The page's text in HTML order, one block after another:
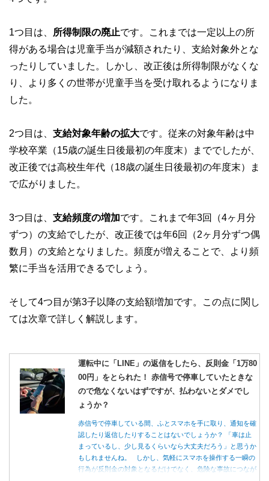
1つ目は、 所得制限の廃止です。これまでは一定以上の所
得がある場合は児童手当が減額されたり、支給対象外とな
ったりしていました。しかし、改正後は所得制限がなくな
り、より多くの世帯が児童手当を受け取れるようになりま
した。
2つ目は、 支給対象年齢の拡大です。従来の対象年齢は中
学校卒業（15歳の誕生日後最初の年度末）まででしたが、
改正後では高校生年代（18歳の誕生日後最初の年度末）ま
で広がりました。
3つ目は、 支給頻度の増加です。これまで年3回（4ヶ月分
ずつ）の支給でしたが、改正後では年6回（2ヶ月分ずつ偶
数月）の支給となりました。頻度が増えることで、より頻
繁に手当を活用できるでしょう。
そして4つ目が第3子以降の支給額増加です。この点に関し
ては次章で詳しく解説します。
運転中に「LINE」の返信をしたら、反則金「1万80
00円」をとられた！ 赤信号で停車していたときな
ので危なくないはずですが、払わないとダメでし
ょうか？
赤信号で停車している間、ふとスマホを手に取り、通知を確
認したり返信したりすることはないでしょうか？ 「車は止
まっているし、少し見るくらいなら大丈夫だろう」と思うか
もしれませんね。 しかし、気軽にスマホを操作する一瞬の
行為が反則金の対象となるだけでなく、危険な事故につなが